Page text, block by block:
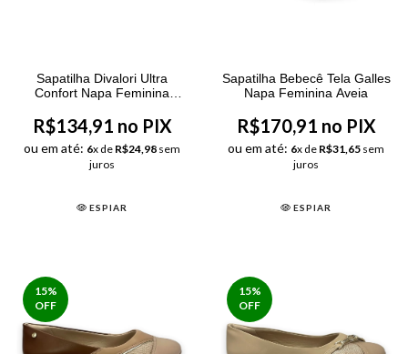
Sapatilha Divalori Ultra
Confort Napa Feminina
R$134,91 no PIX
ou em até: 6x de R$24,98 sem
juros
ESPIAR
Sapatilha Bebecê Tela Galles
Napa Feminina Aveia
R$170,91 no PIX
ou em até: 6x de R$31,65 sem
juros
ESPIAR
15%
OFF
15%
OFF